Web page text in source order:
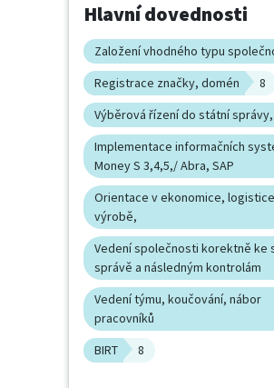
Hlavní dovednosti
Založení vhodného typu
Registrace značky, domén
8
Výběrová řízení do státní
Implementace informačních
Money S 3,4,5,/ Abra, SAP
Orientace v ekonomice,
výrobě,
Vedení společnosti korektně ke
správě a následným kontrolám
Vedení týmu, koučování, nábor
pracovníků
BIRT 8